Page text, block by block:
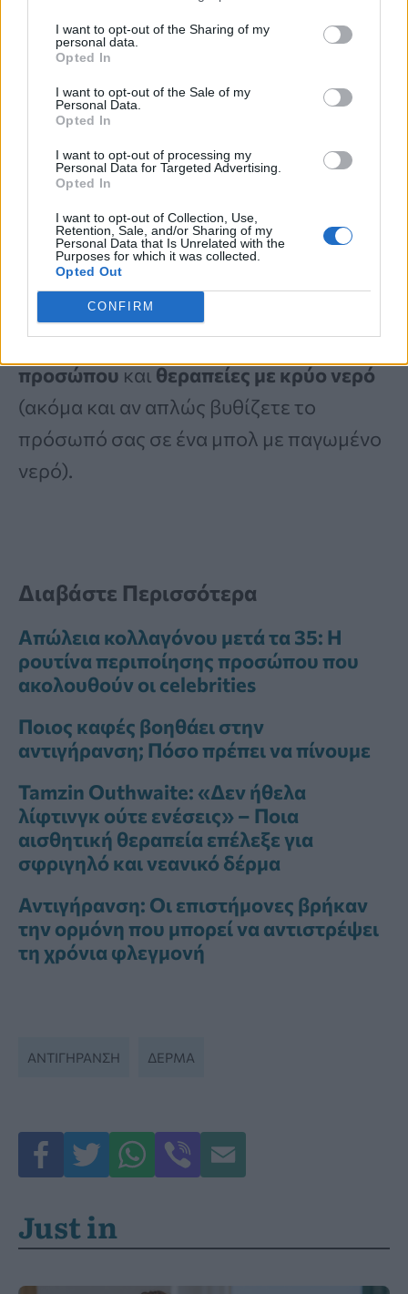
I want to opt-out of the Sharing of my
personal data.
Opted In
I want to opt-out of the Sale of my
Personal Data.
Opted In
I want to opt-out of processing my
Personal Data for Targeted Advertising.
Opted In
I want to opt-out of Collection, Use,
Retention, Sale, and/or Sharing of my
Personal Data that Is Unrelated with the
Purposes for which it was collected.
Opted Out
CONFIRM
παλινδρόμηση), στεροειδή και
στατίνες ».
Η κοινή συνήθεια που μπορεί να
προκαλέσει ακμή ρυτίδες και πρόωρη
γήρανση
Τι μπορείτε, λοιπόν, να κάνετε για να
δείχνετε νεότεροι
κολλαγόνο και να αυξήσετε τη ροή του
αίματος; Ο Δρ. Berg συνιστάασκήσεις
προσώπου και θεραπείες με κρύο νερό
(ακόμα και αν απλώς βυθίζετε το
πρόσωπό σας σε ένα μπολ με παγωμένο
νερό).
Διαβάστε Περισσότερα
Απώλεια κολλαγόνου μετά τα 35: Η
ρουτίνα περιποίησης προσώπου που
ακολουθούν οι celebrities
Ποιος καφές βοηθάει στην
αντιγήρανση; Πόσο πρέπει να πίνουμε
Tamzin Outhwaite: «Δεν ήθελα
λίφτινγκ ούτε ενέσεις» – Ποια
αισθητική θεραπεία επέλεξε για
σφριγηλό και νεανικό δέρμα
Αντιγήρανση: Οι επιστήμονες βρήκαν
την ορμόνη που μπορεί να αντιστρέψει
τη χρόνια φλεγμονή
ΑΝΤΙΓΉΡΑΝΣΗ ΔΕΡΜΑ
Just in